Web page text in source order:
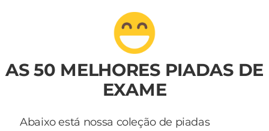
AS 50 MELHORES PIADAS DE
EXAME
Abaixo está nossa coleção de piadas